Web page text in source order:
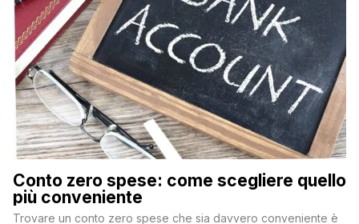
Conto zero spese: come scegliere quello
più conveniente
Trovare un conto zero spese che sia davvero conveniente è